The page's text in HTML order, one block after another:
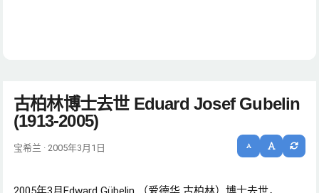
古柏林博士去世 Eduard Josef Gubelin
(1913-2005)
宝希兰 · 2005年3月1日